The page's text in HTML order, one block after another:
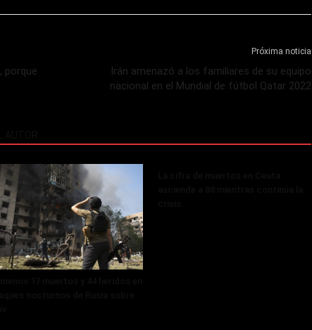
porque
Próxima noticia
Irán amenazó a los familiares de su equipo
nacional en el Mundial de fútbol Qatar 2022